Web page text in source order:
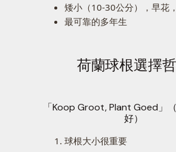
矮小（10-30公分），早花
最可靠的多年生
荷蘭球根選擇
「Koop Groot, Plant Goed」
好）
球根大小很重要